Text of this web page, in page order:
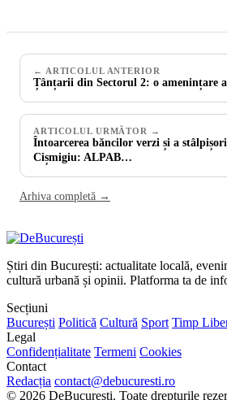
← ARTICOLUL ANTERIOR
Țânțarii din Sectorul 2: o amenințare
ARTICOLUL URMĂTOR →
Întoarcerea băncilor verzi și a
Cișmigiu: ALPAB…
Arhiva completă →
Știri din București: actualitate locală,
cultură urbană și opinii. Platforma ta de
Secțiuni
București Politică Cultură Sport Timp
Legal
Confidențialitate Termeni Cookies
Contact
Redacția contact@debucuresti.ro
© 2026 DeBucurești. Toate drepturile